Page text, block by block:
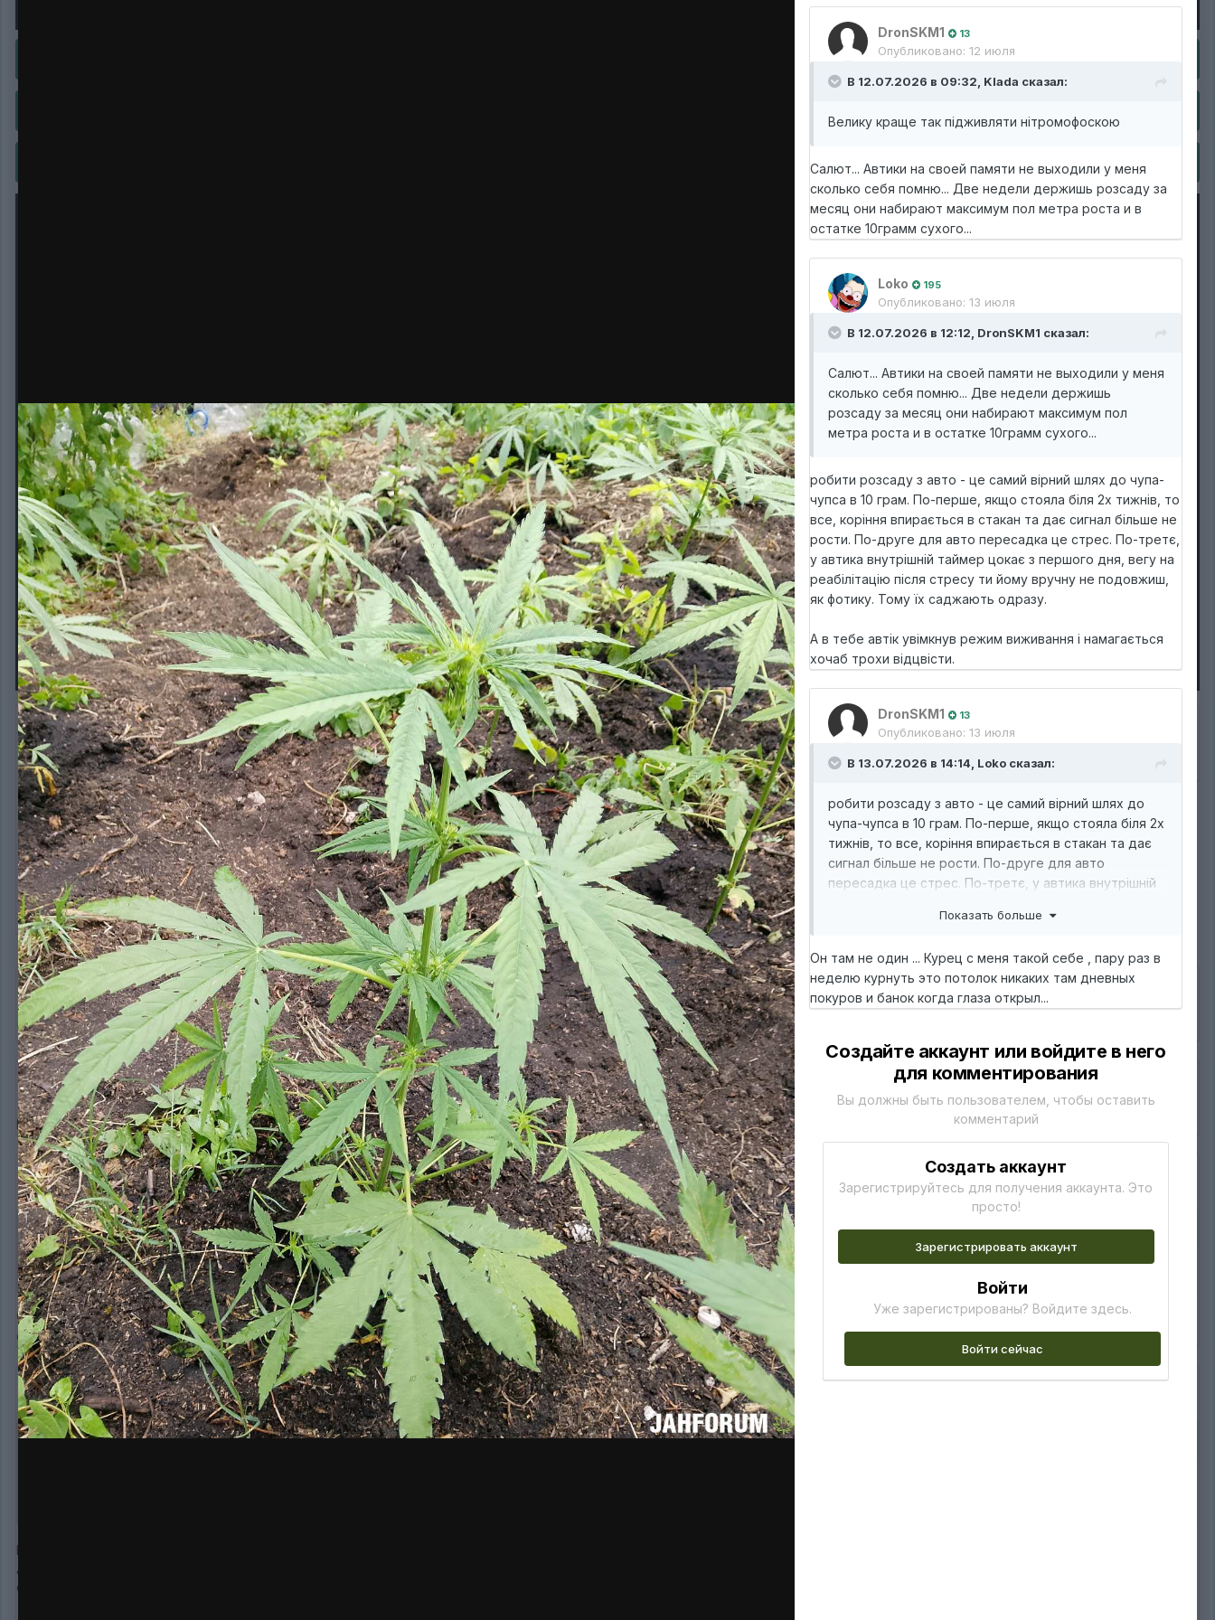
IMG20260707172330
Подписчики
Автор:DronSKM1
7 июля 200 просмотров Другие изображения DronSKM1
Автик только цвести начал из удобрений нитроамофоска
2
Klada 7
Опубликовано: 12 июля
Ти її спалив дядьку
Klada 7
Опубликовано:12 июля
Велику краще так підживляти нітромофоскою
DronSKM1 13
Опубликовано:12 июля
В 12.07.2026 в 09:32,Kladaсказал:
Велику краще так підживляти нітромофоскою
Салют... Автики на своей памяти не выходили у меня сколько себя помню... Две недели держишь розсаду за месяц они набирают максимум пол метра роста и в остатке 10грамм
сухого...
Loko 195
Опубликовано:13 июля
В 12.07.2026 в 12:12,DronSKM1сказал:
робити розсаду з авто - це самий вірний шлях до чупа-чупса в 10 грам. По-перше, якщо стояла біля 2х тижнів, то все, коріння впирається в стакан та дає сигнал більше не рости. По-
саджають одразу.
DronSKM1 13
Опубликовано: 12 июля
В 12.07.2026 в 09:32, Klada сказал:
Велику краще так підживляти нітромофоскою
Салют... Автики на своей памяти не выходили у меня
сколько себя помню... Две недели держишь розсаду за
месяц они набирают максимум пол метра роста и в
остатке 10грамм сухого...
Loko 195
Опубликовано: 13 июля
В 12.07.2026 в 12:12, DronSKM1 сказал:
Салют... Автики на своей памяти не выходили у меня
сколько себя помню... Две недели держишь
розсаду за месяц они набирают максимум пол
метра роста и в остатке 10грамм сухого...
робити розсаду з авто - це самий вірний шлях до чупа-
чупса в 10 грам. По-перше, якщо стояла біля 2х тижнів, то
все, коріння впирається в стакан та дає сигнал більше не
рости. По-друге для авто пересадка це стрес. По-третє,
у автика внутрішній таймер цокає з першого дня, вегу на
реабілітацію після стресу ти йому вручну не подовжиш,
як фотику. Тому їх саджають одразу.
А в тебе автік увімкнув режим виживання і намагається
хочаб трохи відцвісти.
DronSKM1 13
Опубликовано: 13 июля
В 13.07.2026 в 14:14, Loko сказал:
робити розсаду з авто - це самий вірний шлях до
чупа-чупса в 10 грам. По-перше, якщо стояла біля 2х
тижнів, то все, коріння впирається в стакан та дає
сигнал більше не рости. По-друге для авто
пересадка це стрес. По-третє, у автика внутрішній
після стресу ти йому вручну не подовжиш, як
А в тебе автік увімкнув режим виживання і
намагається хочаб трохи відцвісти.
Показать больше
Он там не один ... Курец с меня такой себе , пару раз в
неделю курнуть это потолок никаких там дневных
покуров и банок когда глаза открыл...
Создайте аккаунт или войдите в него
для комментирования
Вы должны быть пользователем, чтобы оставить
комментарий
Создать аккаунт
Зарегистрируйтесь для получения аккаунта. Это
просто!
Зарегистрировать аккаунт
Войти
Уже зарегистрированы? Войдите здесь.
Войти сейчас